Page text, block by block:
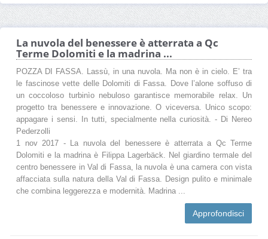
La nuvola del benessere è atterrata a Qc
Terme Dolomiti e la madrina ...
POZZA DI FASSA. Lassù, in una nuvola. Ma non è in cielo. E’ tra
le fascinose vette delle Dolomiti di Fassa. Dove l’alone soffuso di
un coccoloso turbinìo nebuloso garantisce memorabile relax. Un
progetto tra benessere e innovazione. O viceversa. Unico scopo:
appagare i sensi. In tutti, specialmente nella curiosità. - Di Nereo
Pederzolli
1 nov 2017 - La nuvola del benessere è atterrata a Qc Terme
Dolomiti e la madrina è Filippa Lagerbäck. Nel giardino termale del
centro benessere in Val di Fassa, la nuvola è una camera con vista
affacciata sulla natura della Val di Fassa. Design pulito e minimale
che combina leggerezza e modernità. Madrina ...
Approfondisci